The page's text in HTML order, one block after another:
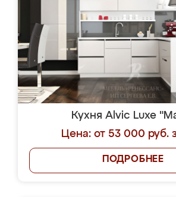
Кухня Alvic Luxe
Цена: от 53 000 руб.
ПОДРОБНЕЕ